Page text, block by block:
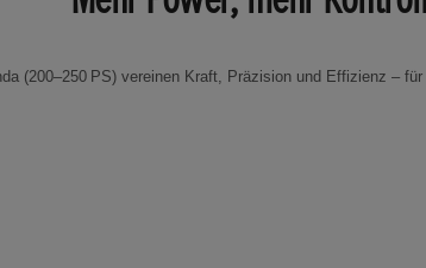
(200–250 PS) vereinen Kraft, Präzision und Effizienz –